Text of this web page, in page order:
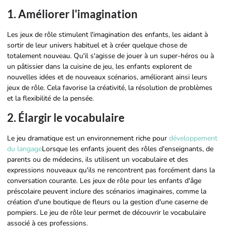
1. Améliorer l'imagination
Les jeux de rôle stimulent l'imagination des enfants, les aidant à
sortir de leur univers habituel et à créer quelque chose de
totalement nouveau. Qu'il s'agisse de jouer à un super-héros ou à
un pâtissier dans la cuisine de jeu, les enfants explorent de
nouvelles idées et de nouveaux scénarios, améliorant ainsi leurs
jeux de rôle. Cela favorise la créativité, la résolution de problèmes
et la flexibilité de la pensée.
2. Élargir le vocabulaire
Le jeu dramatique est un environnement riche pour développement
du langageLorsque les enfants jouent des rôles d'enseignants, de
parents ou de médecins, ils utilisent un vocabulaire et des
expressions nouveaux qu'ils ne rencontrent pas forcément dans la
conversation courante. Les jeux de rôle pour les enfants d'âge
préscolaire peuvent inclure des scénarios imaginaires, comme la
création d'une boutique de fleurs ou la gestion d'une caserne de
pompiers. Le jeu de rôle leur permet de découvrir le vocabulaire
associé à ces professions.